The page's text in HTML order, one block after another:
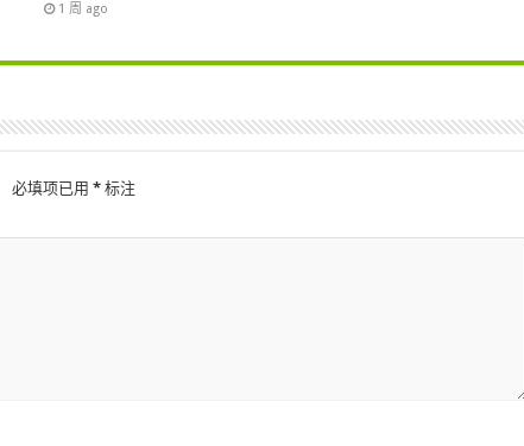
1 周 ago
必填项已用 *标注